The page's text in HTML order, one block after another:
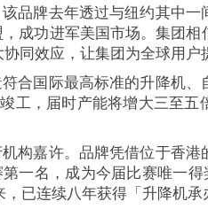
品牌去年透过与纽约其中
成功进军美国市场。集团相
同效应，让集团为全球用户
合国际最高标准的升降机
工，届时产能将增大三至
构嘉许。品牌凭借位于香
第一名，成为今届比赛唯一
已连续八年获得「升降机